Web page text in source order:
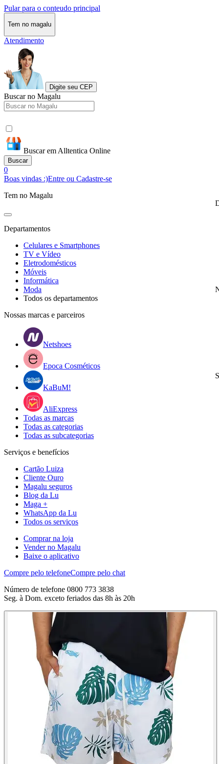
Pular para o conteudo principal
Tem no magalu
Atendimento
Digite seu CEP
Buscar no Magalu
Buscar em Alltentica Online
Buscar
0
Boas vindas :)Entre ou Cadastre-se
Tem no Magalu
Departamentos
Celulares e Smartphones
TV e Vídeo
Eletrodomésticos
Móveis
Informática
Moda
Todos os departamentos
Nossas marcas e parceiros
Netshoes
Epoca Cosméticos
KaBuM!
AliExpress
Todas as marcas
Todas as categorias
Todas as subcategorias
Serviços e benefícios
Cartão Luiza
Cliente Ouro
Magalu seguros
Blog da Lu
Maga +
WhatsApp da Lu
Todos os serviços
Comprar na loja
Vender no Magalu
Baixe o aplicativo
Compre pelo telefoneCompre pelo chat
Número de telefone 0800 773 3838
Seg. à Dom. exceto feriados das 8h às 20h